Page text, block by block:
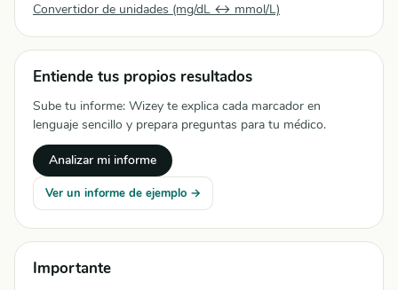
Convertidor de unidades (mg/dL ↔ mmol/L)
Entiende tus propios resultados
Sube tu informe: Wizey te explica cada marcador en
lenguaje sencillo y prepara preguntas para tu médico.
Analizar mi informe
Ver un informe de ejemplo →
Importante